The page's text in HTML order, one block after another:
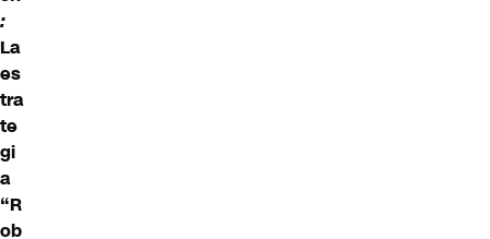
:
La
es
tra
te
gi
a
“R
ob